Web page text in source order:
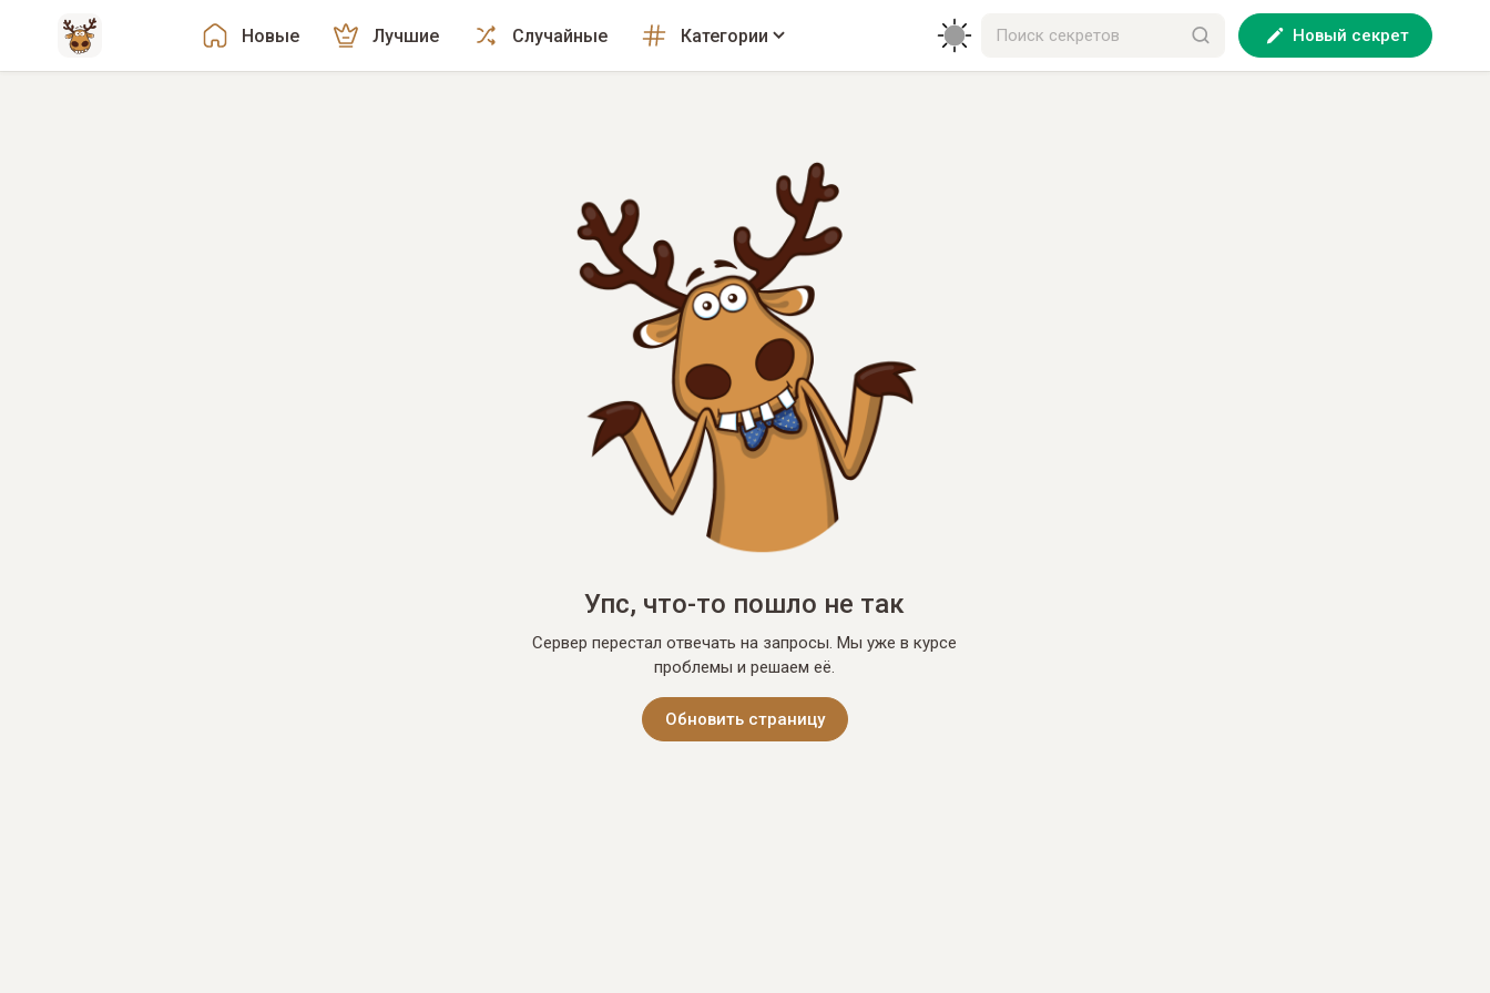
Новые Лучшие Случайные Категории Новый секрет
Упс, что-то пошло не так
Сервер перестал отвечать на запросы. Мы уже в курсе
проблемы и решаем её.
Обновить страницу